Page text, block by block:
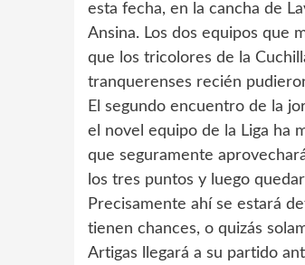
esta fecha, en la cancha de
Ansina. Los dos equipos que
que los tricolores de la
tranquerenses recién
El segundo encuentro de la
el novel equipo de la Liga ha
que seguramente
los tres puntos y luego
Precisamente ahí se estará
tienen chances, o quizás
Artigas llegará a su partido